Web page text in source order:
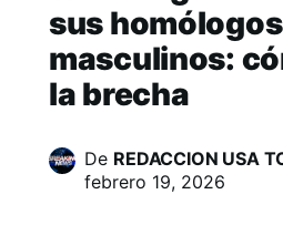
sus homólogos
masculinos:
la brecha
De REDACCION USA
febrero 19, 2026